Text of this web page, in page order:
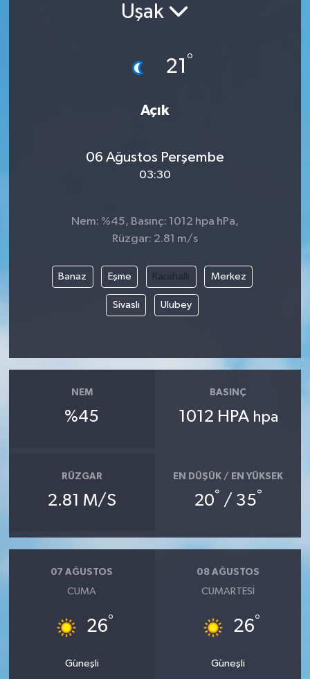
Uşak
21°
Açık
06 Ağustos Perşembe
03:30
Nem: %45, Basınç: 1012 hpa hPa,
Rüzgar: 2.81 m/s
Banaz Eşme Karahallı Merkez
Sivaslı Ulubey
NEM
%45
BASINÇ
1012 HPA hpa
RÜZGAR
2.81 M/S
EN DÜŞÜK / EN YÜKSEK
20° / 35°
07 AĞUSTOS
CUMA
26°
Güneşli
08 AĞUSTOS
CUMARTESI
26°
Güneşli